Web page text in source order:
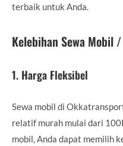
terbaik untuk Anda.
Kelebihan Sewa Mobil
1. Harga Fleksibel
Sewa mobil di
relatif murah mulai dari
mobil, Anda dapat memilih